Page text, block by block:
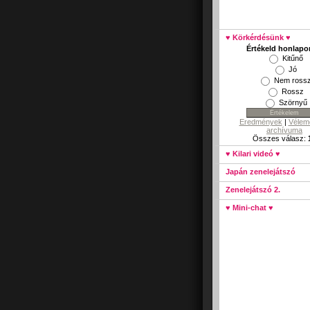
♥ Körkérdésünk ♥
Értékeld
Kitűnő
Jó
Nem rossz
Rossz
Szörnyű
Eredmények |
archívuma
Összes válasz:
♥ Kilari videó ♥
Japán zenelejátszó
Zenelejátszó 2.
♥ Mini-chat ♥